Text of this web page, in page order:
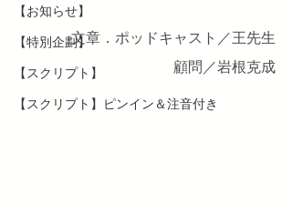
【お知らせ】
【特別企劃】
【スクリプト】
【スクリプト】ピンイン＆注音付き
文章．ポッドキャスト／王先生
顧問／岩根克成